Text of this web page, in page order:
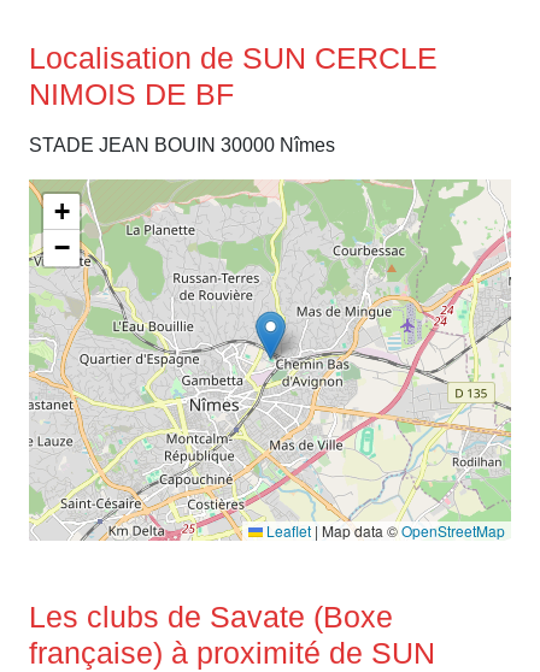
Localisation de SUN CERCLE
NIMOIS DE BF
STADE JEAN BOUIN 30000 Nîmes
+
−
Leaflet | Map data ©OpenStreetMap
Les clubs de Savate (Boxe
française) à proximité de SUN